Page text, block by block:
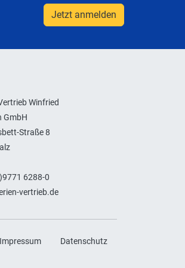
Jetzt anmelden
Winfried
GmbH
Straße 8
6288-0
vertrieb.de
Impressum Datenschutz